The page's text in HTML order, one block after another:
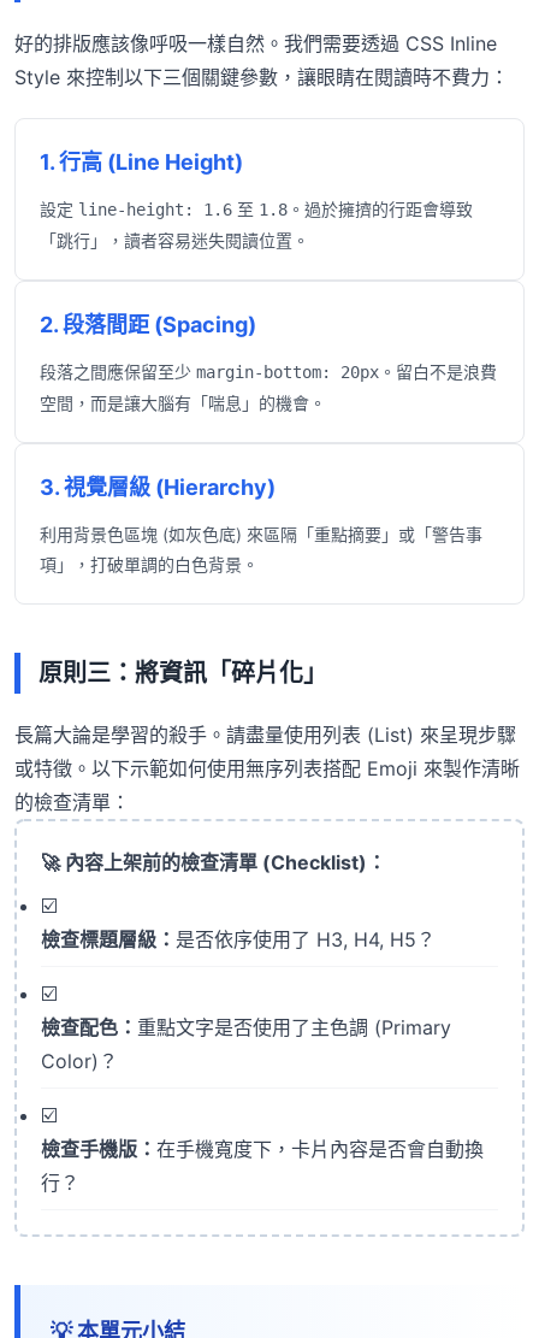
好的排版應該像呼吸一樣自然。我們需要透過 CSS Inline
Style 來控制以下三個關鍵參數，讓眼睛在閱讀時不費力：
1. 行高 (Line Height)
設定 line-height: 1.6 至 1.8 。過於擁擠的行距會導致
「跳行」，讀者容易迷失閱讀位置。
2. 段落間距 (Spacing)
段落之間應保留至少 margin-bottom: 20px 。留白不是浪費
空間，而是讓大腦有「喘息」的機會。
3. 視覺層級 (Hierarchy)
利用背景色區塊 (如灰色底) 來區隔「重點摘要」或「警告事
項」，打破單調的白色背景。
原則三：將資訊「碎片化」
長篇大論是學習的殺手。請盡量使用列表 (List) 來呈現步驟
或特徵。以下示範如何使用無序列表搭配 Emoji 來製作清晰
的檢查清單：
🚀 內容上架前的檢查清單 (Checklist)：
☑️
檢查標題層級： 是否依序使用了 H3, H4, H5？
☑️
檢查配色： 重點文字是否使用了主色調 (Primary
Color)？
☑️
檢查手機版： 在手機寬度下，卡片內容是否會自動換
行？
💡 本單元小結